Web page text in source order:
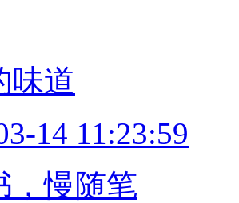
味道
14 11:23:59
，慢随笔